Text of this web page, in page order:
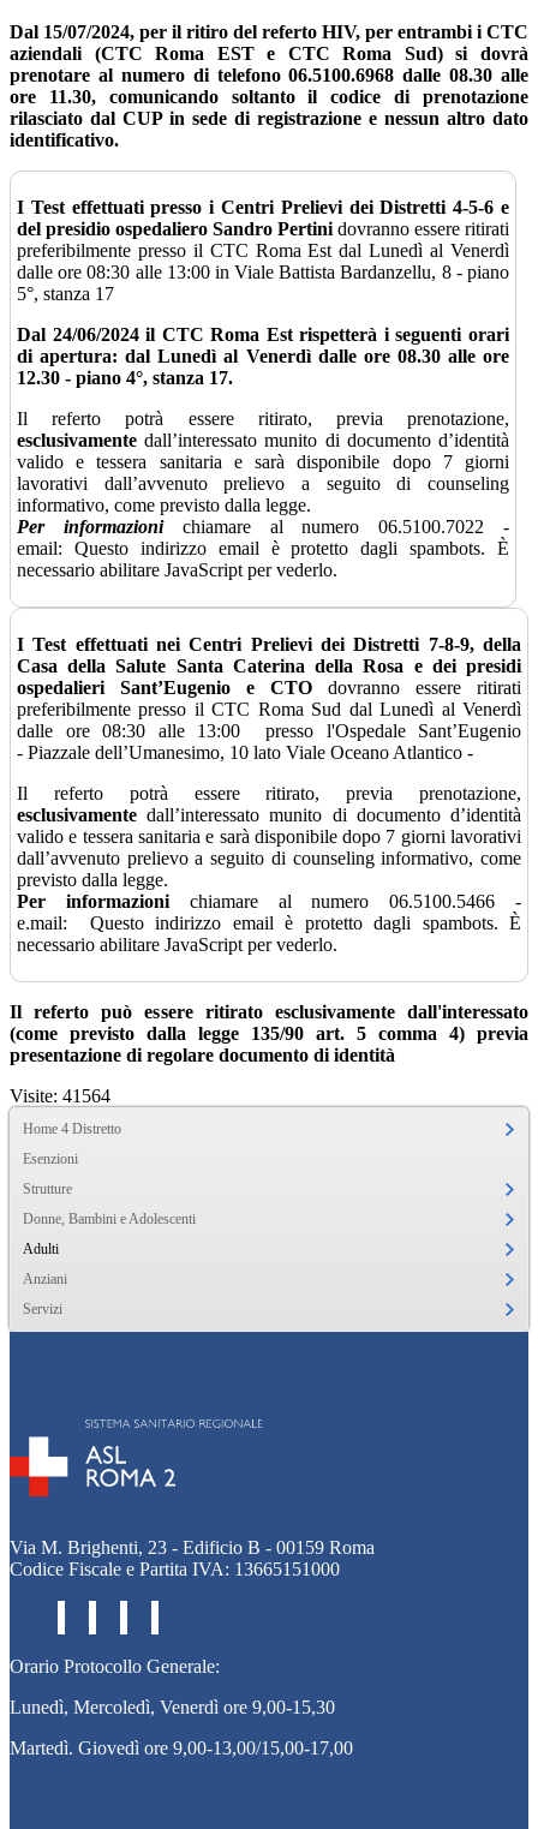
Dal 15/07/2024, per il ritiro del referto HIV, per entrambi i CTC
aziendali (CTC Roma EST e CTC Roma Sud) si dovrà
prenotare al numero di telefono06.5100.6968 dalle 08.30 alle
ore 11.30, comunicando soltanto il codice di prenotazione
rilasciato dal CUP in sede di registrazione e nessun altro dato
identificativo.
I Test effettuati presso i Centri Prelievi dei Distretti 4-5-6 e
del presidio ospedaliero Sandro Pertini dovranno essere ritirati
preferibilmente presso il CTC Roma Est dal Lunedì al Venerdì
dalle ore 08:30 alle 13:00 in Viale Battista Bardanzellu, 8 - piano
5°, stanza 17
Dal 24/06/2024 il CTC Roma Est rispetterà i seguenti orari
di apertura: dal Lunedì al Venerdì dalle ore 08.30 alle ore
12.30 - piano 4°, stanza 17.
Il referto potrà essere ritirato, previa prenotazione,
esclusivamente dall’interessato munito di documento d’identità
valido e tessera sanitaria e sarà disponibile dopo 7 giorni
lavorativi dall’avvenuto prelievo a seguito di counseling
informativo, come previsto dalla legge.
Per informazionichiamare al numero 06.5100.7022 -
email: Questo indirizzo email è protetto dagli spambots. È
necessario abilitare JavaScript per vederlo.
I Test effettuati nei Centri Prelievi dei Distretti 7-8-9, della
Casa della Salute Santa Caterina della Rosa e dei presidi
ospedalieri Sant’Eugenio e CTO dovranno essere ritirati
preferibilmente presso il CTC Roma Sud dal Lunedì al Venerdì
dalle ore 08:30 alle 13:00 presso l'Ospedale Sant’Eugenio
- Piazzale dell’Umanesimo, 10 lato Viale Oceano Atlantico -
Il referto potrà essere ritirato, previa prenotazione,
esclusivamente dall’interessato munito di documento d’identità
valido e tessera sanitaria e sarà disponibile dopo 7 giorni lavorativi
dall’avvenuto prelievo a seguito di counseling informativo, come
previsto dalla legge.
Per informazionichiamare al numero 06.5100.5466 -
e.mail: Questo indirizzo email è protetto dagli spambots. È
necessario abilitare JavaScript per vederlo.
Il referto può essere ritirato esclusivamente dall'interessato
(come previsto dalla legge 135/90 art. 5 comma 4) previa
presentazione di regolare documento di identità
Visite: 41564
Home 4 Distretto
Esenzioni
Strutture
Donne, Bambini e Adolescenti
Adulti
Anziani
Servizi
Via M. Brighenti, 23 - Edificio B - 00159 Roma
Codice Fiscale e Partita IVA: 13665151000
Orario Protocollo Generale:
Lunedì, Mercoledì, Venerdì ore 9,00-15,30
Martedì. Giovedì ore 9,00-13,00/15,00-17,00